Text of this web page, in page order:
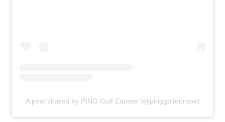
A post shared by PING Golf Europe (@pinggolfeurope)